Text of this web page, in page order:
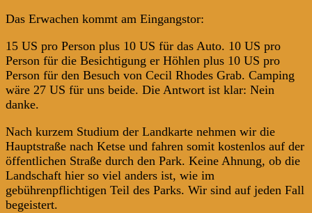
Das Erwachen kommt am Eingangstor:
15 US pro Person plus 10 US für das Auto. 10 US pro
Person für die Besichtigung er Höhlen plus 10 US pro
Person für den Besuch von Cecil Rhodes Grab. Camping
wäre 27 US für uns beide. Die Antwort ist klar: Nein
danke.
Nach kurzem Studium der Landkarte nehmen wir die
Hauptstraße nach Ketse und fahren somit kostenlos auf der
öffentlichen Straße durch den Park. Keine Ahnung, ob die
Landschaft hier so viel anders ist, wie im
gebührenpflichtigen Teil des Parks. Wir sind auf jeden Fall
begeistert.